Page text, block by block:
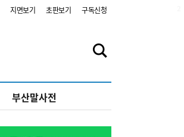
지면보기 초판보기 구독신청
부산말사전